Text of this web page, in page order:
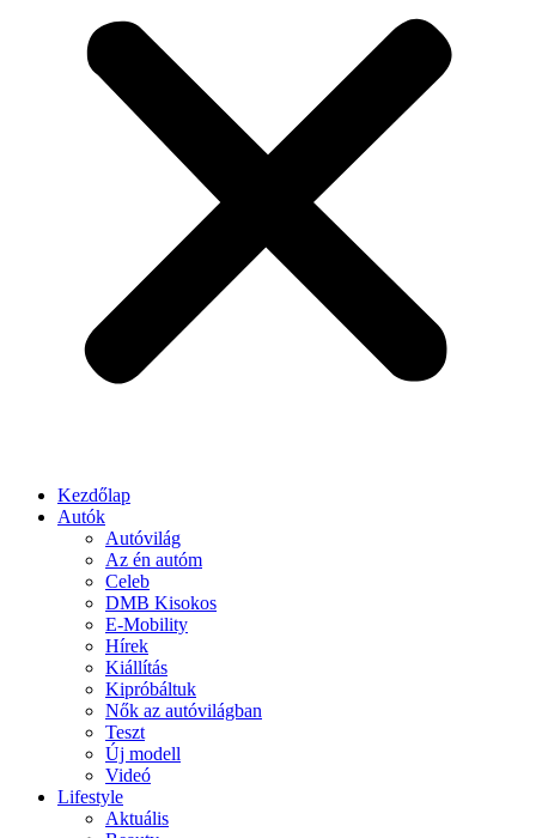
Kezdőlap
Autók
Autóvilág
Az én autóm
Celeb
DMB Kisokos
E-Mobility
Hírek
Kiállítás
Kipróbáltuk
Nők az autóvilágban
Teszt
Új modell
Videó
Lifestyle
Aktuális